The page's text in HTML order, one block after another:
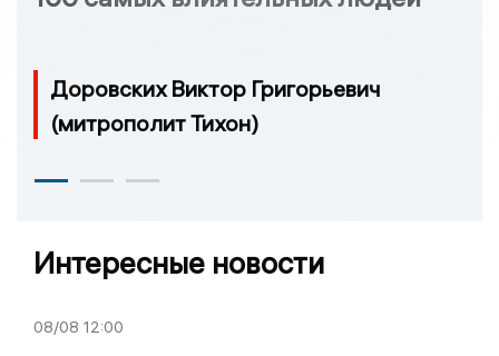
Доровских Виктор Григорьевич
(митрополит Тихон)
Интересные новости
08/08 12:00